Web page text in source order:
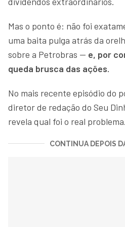
Mas o ponto é: não foi
uma baita pulga atrás da
sobre a Petrobras — e, por
queda brusca das ações.
No mais recente episódio do
diretor de redação do Seu
revela qual foi o real problema.
CONTINUA DEPOIS